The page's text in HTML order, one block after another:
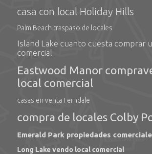
casa con local Holiday Hills
Palm Beach traspaso de locales
Island Lake cuanto cuesta comprar
comercial
Eastwood Manor
local comercial
casas en venta Ferndale
compra de locales Colby
Emerald Park propiedades
Long Lake vendo local comercial